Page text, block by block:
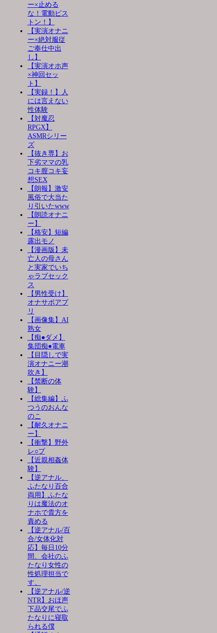
ー×止める
な！電動ピス
トン！】
【実演オナニ
ー×絶対服従
ご奉仕中出
し】
【実演オホ声
×神回セッ
ト】
【実録！】人
には言えない
性体験
【対魔忍
RPGX】
ASMRシリー
ズ
【抜き専】お
下劣ママの乳
コキ膣コキ妄
想SEX
【朗報】激安
風俗で大当た
り引いたwww
【朗読オナニ
ー】
【格安】短編
露出モノ
【漫画版】未
亡人の母さん
と実家でいち
ゃラブセック
ス
【男性受け】
オナサポアプ
リ
【画像集】AI
熟女
【痴●ダメ】
集団痴●電車
【目隠しで実
演オナニー潮
吹き】
【禁断の体
験】
【総集編】ふ
つうのおんな
のこ
【耐久オナニ
ー】
【衝撃】野外
レ○プ
【近親相姦体
験】
【逆アナル、
ふたなり百合
両用】ふたな
りは魔法のオ
ナホで貴方を
責める
【逆アナル/百
合/女体化対
応】毎日10分
間、会社のふ
たなり女性の
性処理担当で
す。
【逆アナル/逆
NTR】おほ声
下品交尾でふ
たなりに寝取
られる僕